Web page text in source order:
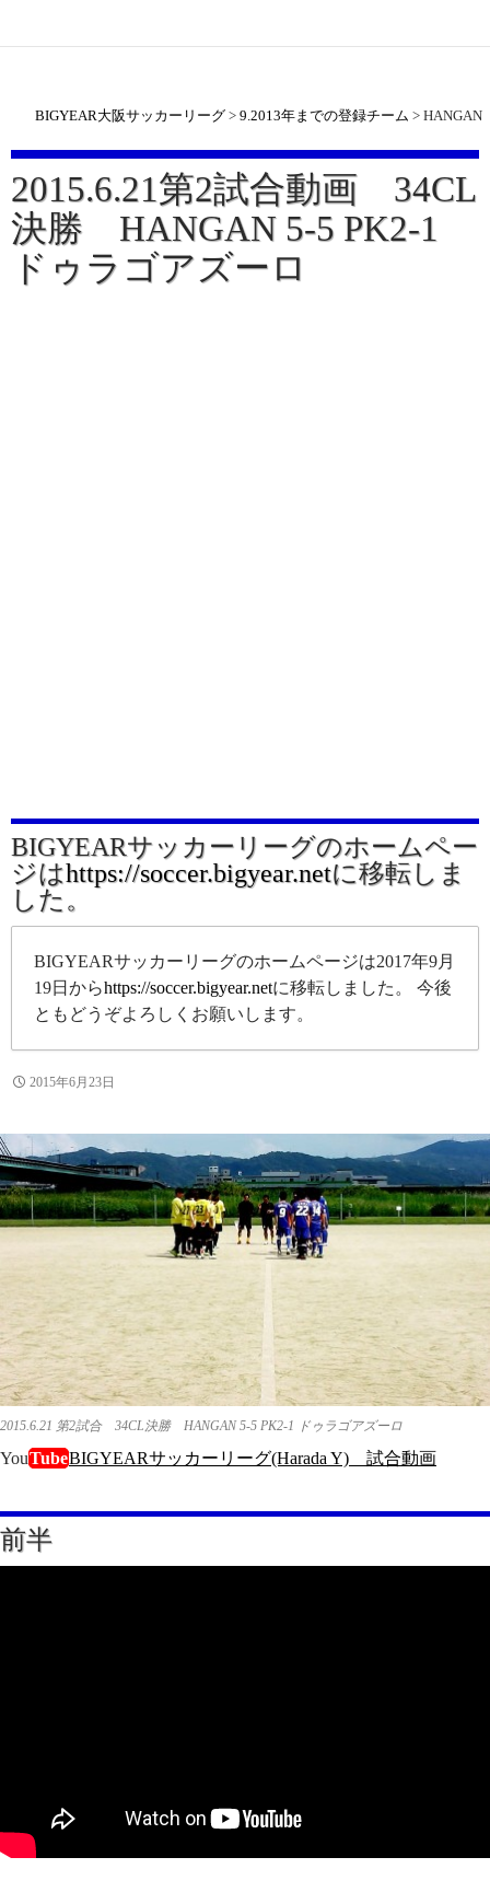
BIGYEAR大阪サッカーリーグ > 9.2013年までの登録チーム > HANGAN
2015.6.21第2試合動画 34CL
決勝 HANGAN 5-5 PK2-1
ドゥラゴアズーロ
BIGYEARサッカーリーグのホームペー
ジはhttps://soccer.bigyear.netに移転しま
した。
BIGYEARサッカーリーグのホームページは2017年9月
19日からhttps://soccer.bigyear.netに移転しました。 今後
ともどうぞよろしくお願いします。
2015年6月23日
2015.6.21 第2試合 34CL決勝 HANGAN 5-5 PK2-1 ドゥラゴアズーロ
YouTubeBIGYEARサッカーリーグ(Harada Y) 試合動画
前半